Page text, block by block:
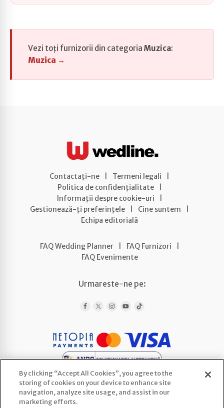
Vezi toți furnizorii din categoria Muzica:
Muzica →
Contactați-ne Termeni legali
Politica de confidențialitate
Informații despre cookie-uri
Gestionează-ți preferințele
Cine suntem
Echipa editorială
FAQ Wedding Planner FAQ Furnizori
FAQ Evenimente
Urmareste-ne pe:
By clicking “Accept All Cookies”, you agree to the
storing of cookies on your device to enhance site
navigation, analyze site usage, and assist in our
marketing efforts.